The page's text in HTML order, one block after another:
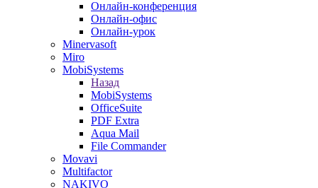
Онлайн-конференция
Онлайн-офис
Онлайн-урок
Minervasoft
Miro
MobiSystems
Назад
MobiSystems
OfficeSuite
PDF Extra
Aqua Mail
File Commander
Movavi
Multifactor
NAKIVO